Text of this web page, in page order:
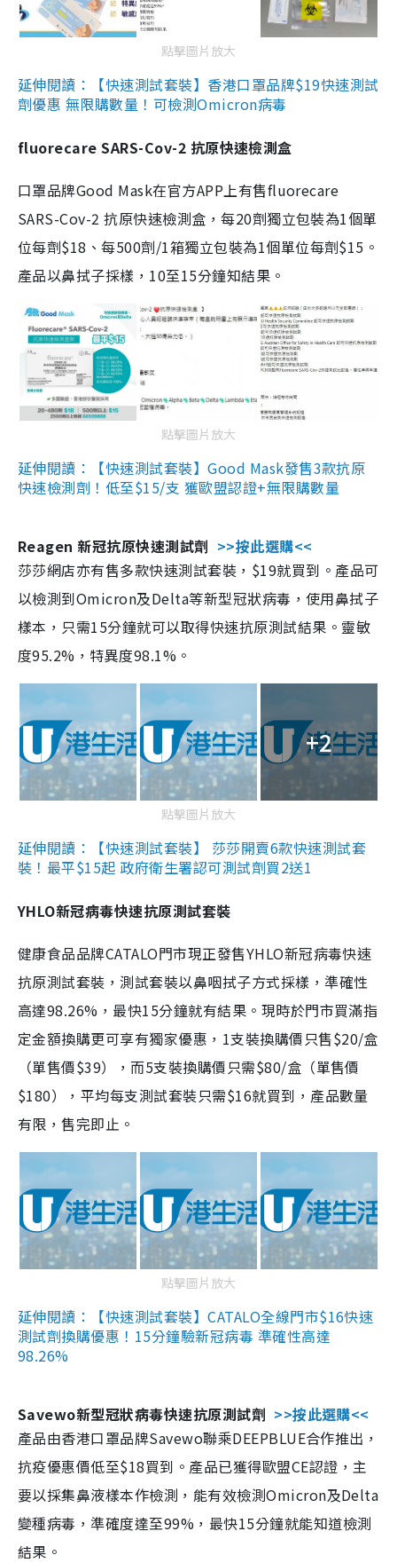
點擊圖片放大
延伸閱讀：【快速測試套裝】香港口罩品牌$19快速測試
劑優惠 無限購數量！可檢測Omicron病毒
fluorecare SARS-Cov-2 抗原快速檢測盒
口罩品牌Good Mask在官方APP上有售fluorecare
SARS-Cov-2 抗原快速檢測盒，每20劑獨立包裝為1個單
位每劑$18、每500劑/1箱獨立包裝為1個單位每劑$15。
產品以鼻拭子採樣，10至15分鐘知結果。
點擊圖片放大
延伸閱讀：【快速測試套裝】Good Mask發售3款抗原
快速檢測劑！低至$15/支 獲歐盟認證+無限購數量
Reagen 新冠抗原快速測試劑 >>按此選購<<
莎莎網店亦有售多款快速測試套裝，$19就買到。產品可
以檢測到Omicron及Delta等新型冠狀病毒，使用鼻拭子
樣本，只需15分鐘就可以取得快速抗原測試結果。靈敏
度95.2%，特異度98.1%。
+2
點擊圖片放大
延伸閱讀：【快速測試套裝】 莎莎開賣6款快速測試套
裝！最平$15起 政府衛生署認可測試劑買2送1
YHLO新冠病毒快速抗原測試套裝
健康食品品牌CATALO門市現正發售YHLO新冠病毒快速
抗原測試套裝，測試套裝以鼻咽拭子方式採樣，準確性
高達98.26%，最快15分鐘就有結果。現時於門市買滿指
定金額換購更可享有獨家優惠，1支裝換購價只售$20/盒
（單售價$39），而5支裝換購價只需$80/盒（單售價
$180），平均每支測試套裝只需$16就買到，產品數量
有限，售完即止。
點擊圖片放大
延伸閱讀：【快速測試套裝】CATALO全線門市$16快速
測試劑換購優惠！15分鐘驗新冠病毒 準確性高達
98.26%
Savewo新型冠狀病毒快速抗原測試劑 >>按此選購<<
產品由香港口罩品牌Savewo聯乘DEEPBLUE合作推出，
抗疫優惠價低至$18買到。產品已獲得歐盟CE認證，主
要以採集鼻液樣本作檢測，能有效檢測Omicron及Delta
變種病毒，準確度達至99%，最快15分鐘就能知道檢測
結果。